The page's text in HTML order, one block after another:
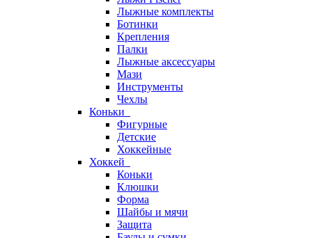
Лыжные комплекты
Ботинки
Крепления
Палки
Лыжные аксессуары
Мази
Инструменты
Чехлы
Коньки
Фигурные
Детские
Хоккейные
Хоккей
Коньки
Клюшки
Форма
Шайбы и мячи
Защита